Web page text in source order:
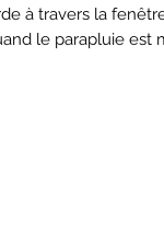
à travers la
le parapluie est